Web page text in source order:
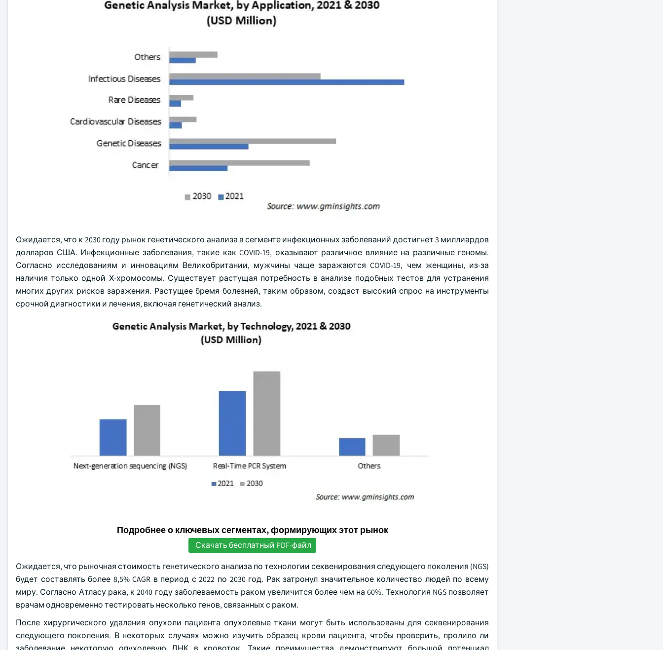
Ожидается, что к 2030 году рынок генетического анализа в сегменте инфекционных заболеваний достигнет 3 миллиардов
долларов США. Инфекционные заболевания, такие как COVID-19, оказывают различное влияние на различные геномы.
Согласно исследованиям и инновациям Великобритании, мужчины чаще заражаются COVID-19, чем женщины, из-за
наличия только одной Х-хромосомы. Существует растущая потребность в анализе подобных тестов для устранения
многих других рисков заражения. Растущее бремя болезней, таким образом, создаст высокий спрос на инструменты
срочной диагностики и лечения, включая генетический анализ.
Подробнее о ключевых сегментах, формирующих этот рынок
Скачать бесплатный PDF-файл
Ожидается, что рыночная стоимость генетического анализа по технологии секвенирования следующего поколения (NGS)
будет составлять более 8,5% CAGR в период с 2022 по 2030 год. Рак затронул значительное количество людей по всему
миру. Согласно Атласу рака, к 2040 году заболеваемость раком увеличится более чем на 60%. Технология NGS позволяет
врачам одновременно тестировать несколько генов, связанных с раком.
После хирургического удаления опухоли пациента опухолевые ткани могут быть использованы для секвенирования
следующего поколения. В некоторых случаях можно изучить образец крови пациента, чтобы проверить, пролило ли